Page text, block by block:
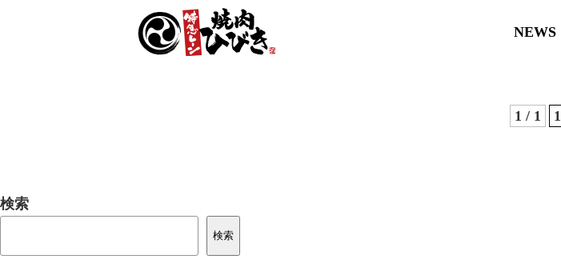
NEWS
1 / 1 1
検索
検索